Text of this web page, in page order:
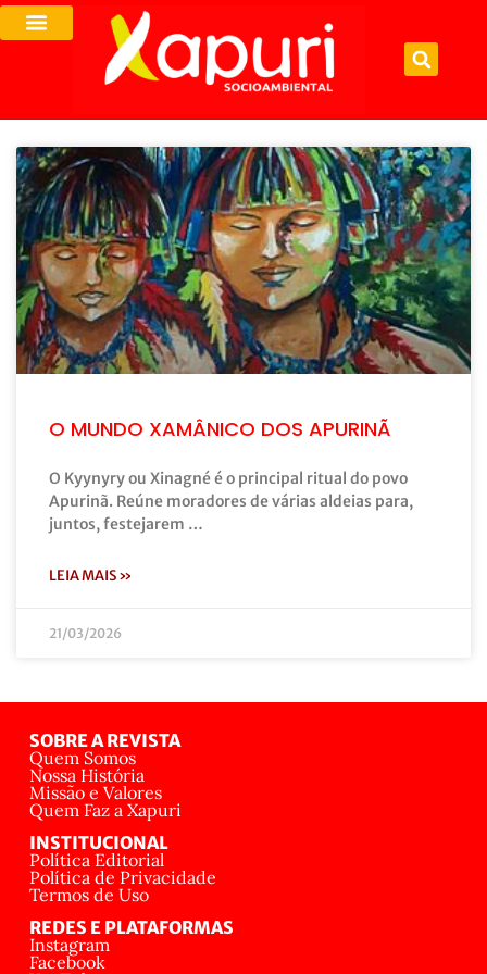
O MUNDO XAMÂNICO DOS APURINÃ
O Kyynyry ou Xinagné é o principal ritual do povo
Apurinã. Reúne moradores de várias aldeias para,
juntos, festejarem …
LEIA MAIS »
21/03/2026
SOBRE A REVISTA
Quem Somos
Nossa História
Missão e Valores
Quem Faz a Xapuri
INSTITUCIONAL
Política Editorial
Política de Privacidade
Termos de Uso
REDES E PLATAFORMAS
Instagram
Facebook